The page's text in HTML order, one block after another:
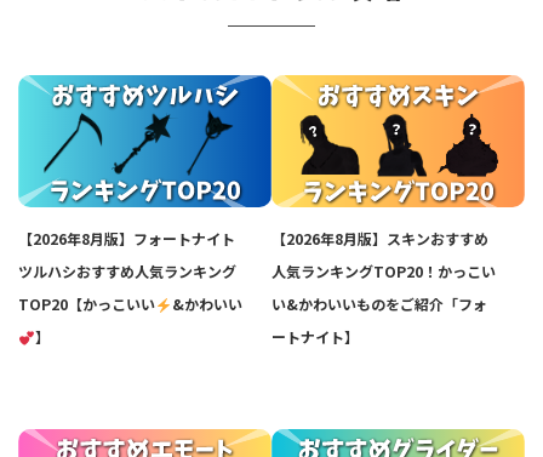
【2026年8月版】フォートナイト
ツルハシおすすめ人気ランキング
TOP20【かっこいい
&かわいい
】
【2026年8月版】スキンおすすめ
人気ランキングTOP20！かっこい
い&かわいいものをご紹介「フォ
ートナイト】